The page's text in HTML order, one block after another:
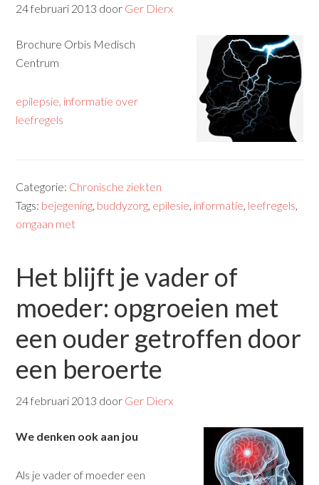
24 februari 2013 door Ger Dierx
Brochure Orbis Medisch
Centrum
epilepsie, informatie over
leefregels
Categorie: Chronische ziekten
Tags: bejegening, buddyzorg, epilesie, informatie, leefregels,
omgaan met
Het blijft je vader of
moeder: opgroeien met
een ouder getroffen door
een beroerte
24 februari 2013 door Ger Dierx
We denken ook aan jou
Als je vader of moeder een